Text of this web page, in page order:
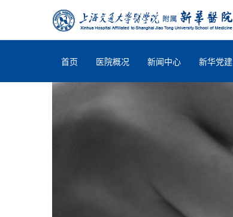
首页 医院概况 新闻中心 新华党建